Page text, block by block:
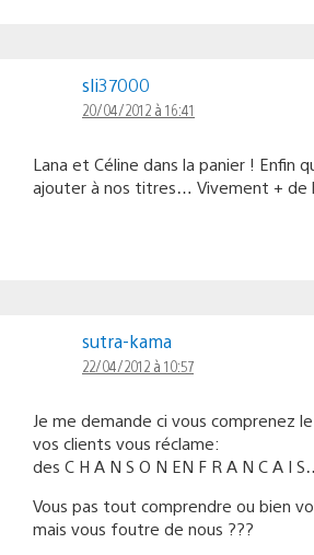
sli37000
20/04/2012 à 16:41
Lana et Céline dans la panier ! Enfin
ajouter à nos titres… Vivement + de
sutra-kama
22/04/2012 à 10:57
Je me demande ci vous comprenez
vos clients vous réclame:
des C H A N S O N EN F R A N C A I
Vous pas tout comprendre ou bien
mais vous foutre de nous ???